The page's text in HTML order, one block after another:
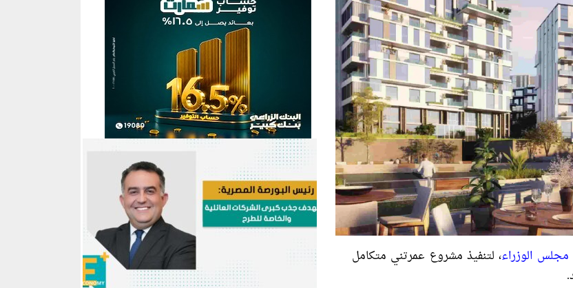
مجلس الوزراء، لتنفيذ مشروع عمرتني متكامل